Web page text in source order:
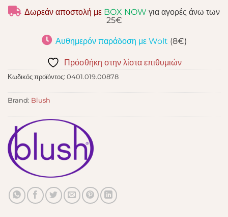
Δωρεάν αποστολή με BOX NOW για αγορές άνω των
25€
Αυθημερόν παράδοση με Wolt (8€)
Πρόσθήκη στην λίστα επιθυμιών
Κωδικός προϊόντος: 0401.019.00878
Brand: Blush